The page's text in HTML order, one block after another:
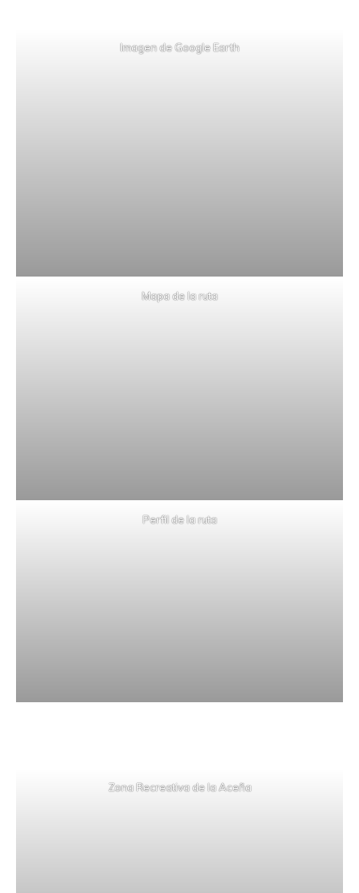
Imagen de Google Earth
Mapa de la ruta
Perfil de la ruta
Zona Recreativa de la Aceña